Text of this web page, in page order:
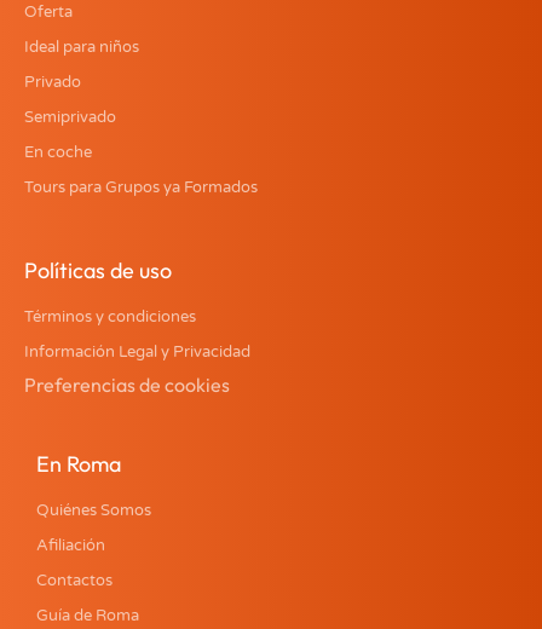
Oferta
Ideal para niños
Privado
Semiprivado
En coche
Tours para Grupos ya Formados
Políticas de uso
Términos y condiciones
Información Legal y Privacidad
Preferencias de cookies
En Roma
Quiénes Somos
Afiliación
Contactos
Guía de Roma